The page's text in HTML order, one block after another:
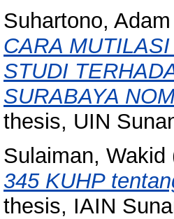
Suhartono, Adam
CARA
STUDI
SURABAYA
thesis, UIN
Sulaiman, Wakid
345 KUHP
thesis, IAIN